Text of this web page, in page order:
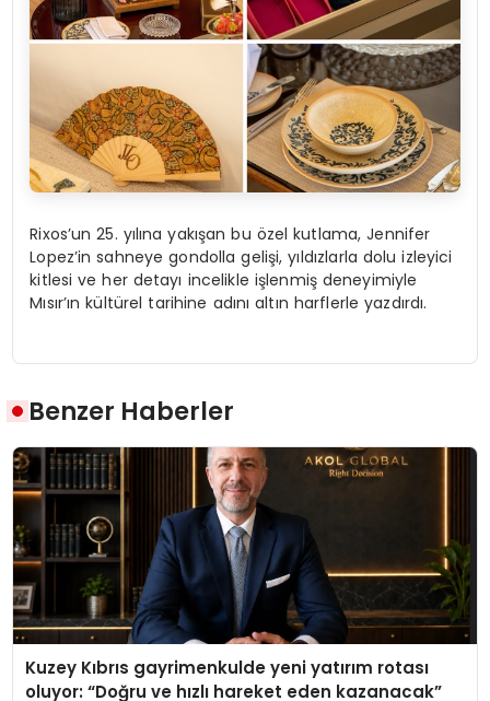
Rixos’un 25. yılına yakışan bu özel kutlama, Jennifer
Lopez’in sahneye gondolla gelişi, yıldızlarla dolu izleyici
kitlesi ve her detayı incelikle işlenmiş deneyimiyle
Mısır’ın kültürel tarihine adını altın harflerle yazdırdı.
Benzer Haberler
Kuzey Kıbrıs gayrimenkulde yeni yatırım rotası
oluyor: “Doğru ve hızlı hareket eden kazanacak”